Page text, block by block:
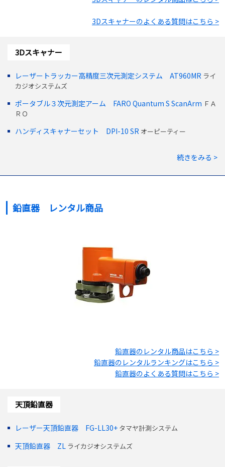
3Dスキャナーのよくある質問はこちら >
3Dスキャナー
レーザートラッカー高精度三次元測定システム AT960MR ライ
カジオシステムズ
ポータブル３次元測定アーム FARO Quantum S ScanArm ＦＡ
ＲＯ
ハンディスキャナーセット DPI-10 SR オーピーティー
続きをみる >
鉛直器 レンタル商品
鉛直器のレンタル商品はこちら >
鉛直器のレンタルランキングはこちら >
鉛直器のよくある質問はこちら >
天頂鉛直器
レーザー天頂鉛直器 FG-LL30+ タマヤ計測システム
天頂鉛直器 ZL ライカジオシステムズ